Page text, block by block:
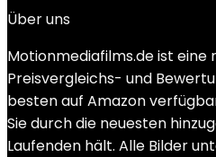
Über uns
Motionmediafilms.de ist
Preisvergleichs- und
besten auf Amazon
Sie durch die neuesten
Laufenden hält. Alle Bilder